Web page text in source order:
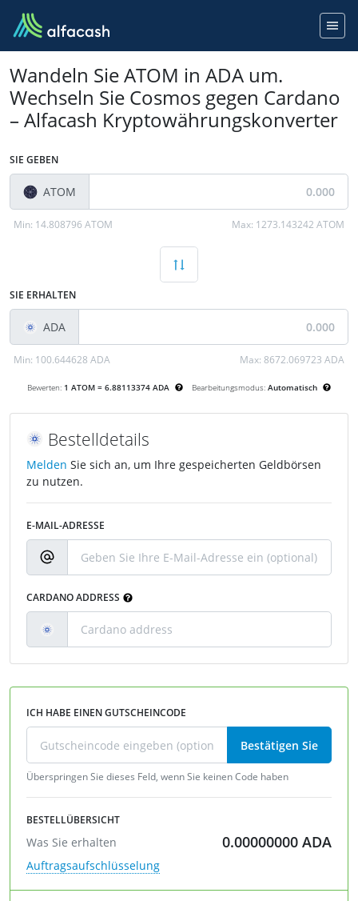
Wandeln Sie ATOM in ADA um.
Wechseln Sie Cosmos gegen Cardano
– Alfacash Kryptowährungskonverter
SIE GEBEN
ATOM
Min: 14.808796 ATOM Max: 1273.143242 ATOM
SIE ERHALTEN
ADA
Min: 100.644628 ADA Max:8672.069723 ADA
Bewerten: 1 ATOM = 6.88113374 ADA Bearbeitungsmodus: Automatisch
Bestelldetails
Melden Sie sich an, um Ihre gespeicherten Geldbörsen
zu nutzen.
E-MAIL-ADRESSE
CARDANO ADDRESS
ICH HABE EINEN GUTSCHEINCODE
Bestätigen Sie
Überspringen Sie dieses Feld, wenn Sie keinen Code haben
BESTELLÜBERSICHT
Was Sie erhalten 0.00000000 ADA
Auftragsaufschlüsselung